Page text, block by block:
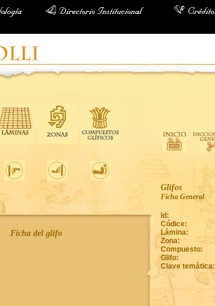
Ficha del glifo
Glifos
Ficha General
Id:
Códice:
Lámina:
Zona:
Compuesto:
Glifo:
Clave temática: